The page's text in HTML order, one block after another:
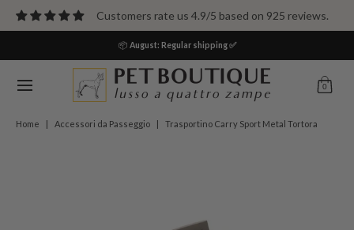
Customers rate us 4.9/5 based on 925 reviews.
HOME Cani Gatti Pet Parents Casa Altro
📦 August: Regular shipping ✅
0
Home | Accessori da Passeggio | Trasportino Carry Sport Metal Tortora